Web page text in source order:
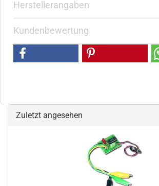
Herstellerangaben
Kundenbewertung
Zuletzt angesehen